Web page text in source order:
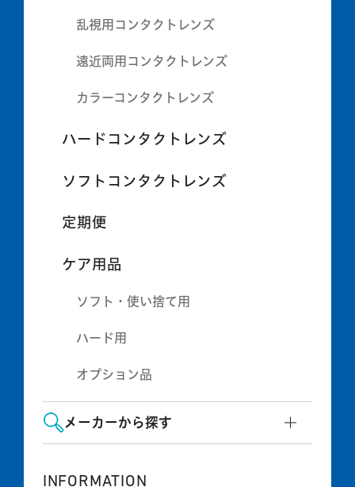
乱視用コンタクトレンズ
遠近両用コンタクトレンズ
カラーコンタクトレンズ
ハードコンタクトレンズ
ソフトコンタクトレンズ
定期便
ケア用品
ソフト・使い捨て用
ハード用
オプション品
メーカーから探す
INFORMATION